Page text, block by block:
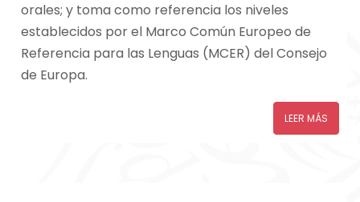
orales; y toma como referencia los niveles
establecidos por el Marco Común Europeo de
Referencia para las Lenguas (MCER) del Consejo
de Europa.
LEER MÁS